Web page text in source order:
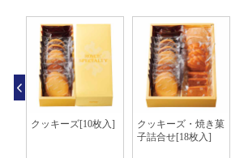
クッキーズ[10枚入]
クッキーズ・焼き菓
子詰合せ[18枚入]